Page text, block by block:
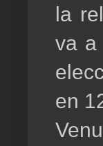
la
va a
en